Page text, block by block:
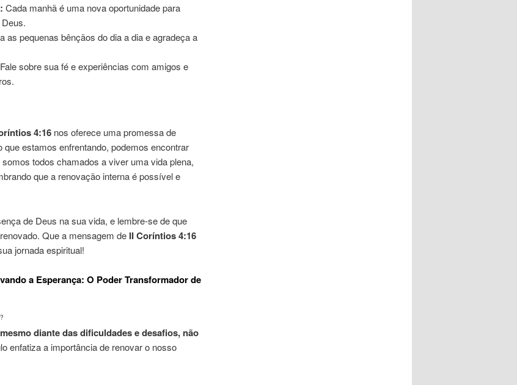
Cada manhã é uma nova oportunidade para
as pequenas bênçãos do dia a dia e agradeça a
Fale sobre sua fé e experiências com amigos e
4:16 nos oferece uma promessa de
estamos enfrentando, podemos encontrar
todos chamados a viver uma vida plena,
que a renovação interna é possível e
de Deus na sua vida, e lembre-se de que
Que a mensagem de II Coríntios 4:16
jornada espiritual!
a Esperança: O Poder Transformador de
mesmo diante das dificuldades e desafios, não
enfatiza a importância de renovar o nosso